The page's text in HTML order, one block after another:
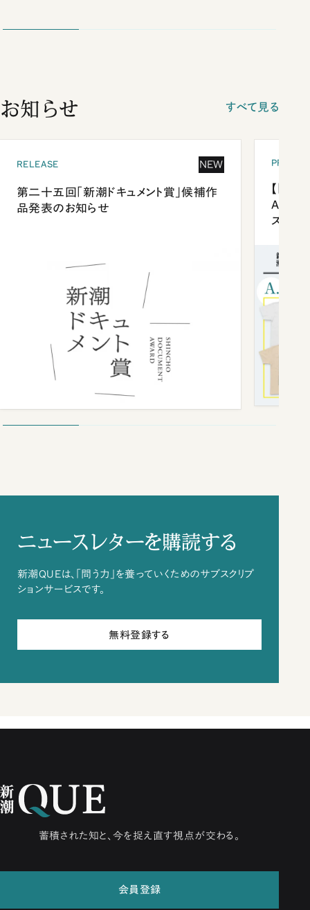
お知らせ すべて見る
RELEASE NEW
第二十五回「新潮ドキュメント賞」候補作
品発表のお知らせ
【「新
ズプレ
ニュースレターを購読する
新潮QUEは、「問う力」を養っていくためのサブスクリプ
ションサービスです。
無料登録する
蓄積された知と、今を捉え直す視点が交わる。
会員登録